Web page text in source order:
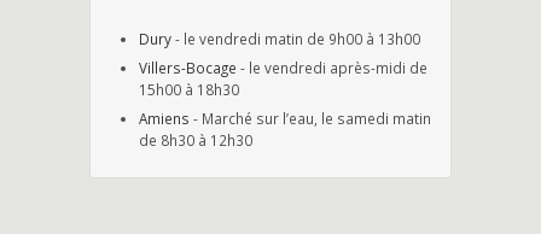
Dury- le vendredi matin de 9h00 à 13h00
Villers-Bocage - le vendredi après-midi de
15h00 à 18h30
Amiens - Marché sur l’eau, le samedi matin
de 8h30 à 12h30